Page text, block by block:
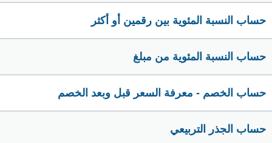
حساب النسبة المئوية بين رقمين أو أكثر
حساب النسبة المئوية من مبلغ
حساب الخصم - معرفة السعر قبل وبعد الخصم
حساب الجذر التربيعي